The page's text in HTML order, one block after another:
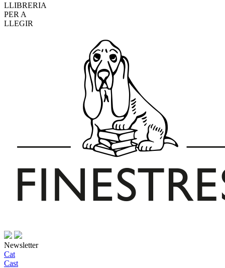
LLIBRERIA
PER A
LLEGIR
Newsletter
Cat
Cast